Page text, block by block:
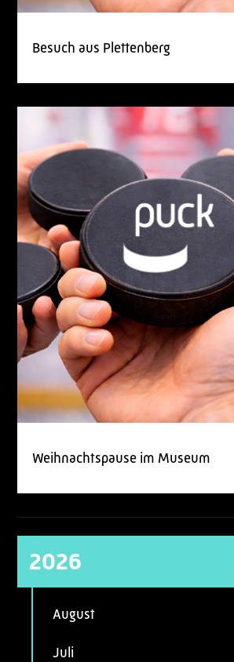
Besuch aus Plettenberg
Weihnachtspause im Museum
2026
August
Juli